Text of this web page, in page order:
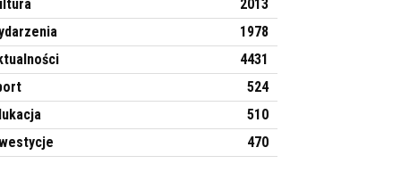
2013
1978
4431
524
510
470